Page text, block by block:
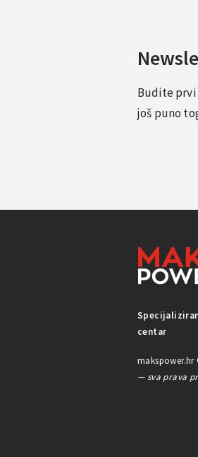
Budite prvi
još puno
centar
— sva prava